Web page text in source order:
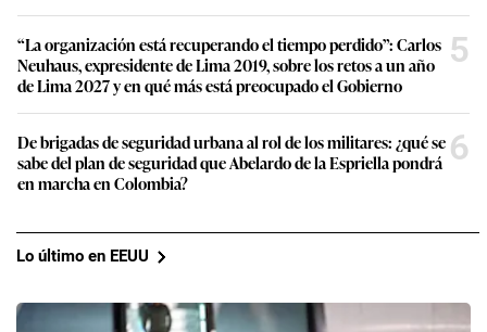
“La organización está recuperando el tiempo perdido”: Carlos
Neuhaus, expresidente de Lima 2019, sobre los retos a un año
de Lima 2027 y en qué más está preocupado el Gobierno
5
De brigadas de seguridad urbana al rol de los militares: ¿qué se
sabe del plan de seguridad que Abelardo de la Espriella pondrá
en marcha en Colombia?
6
Lo último en EEUU